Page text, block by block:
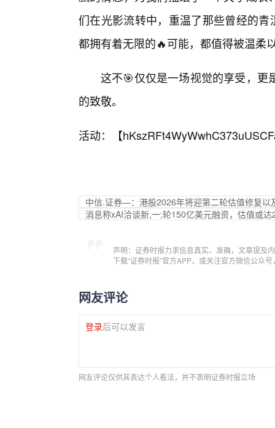
们在光影流转中，重温了那些曾经的
都拥有着无限的🔥可能，都值得被温柔
这不🎯仅仅是一场视觉的享受，更
的致敬。
活动：【
中信.证券—：港股2026年将迎第二轮估值修复以
消息称xAI洽谈新,一;轮150亿美元融资，估值或
声明：证券时报力求信息真实、准确，文章提及
下载“证券时报”官方APP，或关注官方微信公众
网友评论
登录后可以发言
网友评论仅供其表达个人看法，并不表明证券时报立场